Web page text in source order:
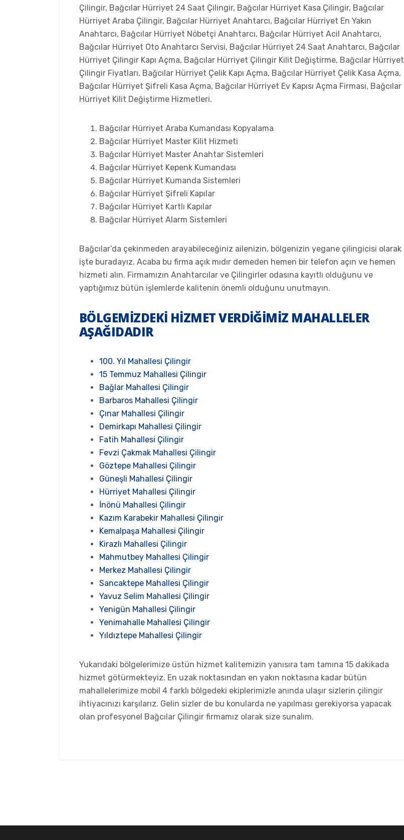
Çilingir, Bağcılar Hürriyet 24 Saat Çilingir, Bağcılar Hürriyet Kasa Çilingir, Bağcılar
Hürriyet Araba Çilingir, Bağcılar Hürriyet Anahtarcı, Bağcılar Hürriyet En Yakın
Anahtarcı, Bağcılar Hürriyet Nöbetçi Anahtarcı, Bağcılar Hürriyet Acil Anahtarcı,
Bağcılar Hürriyet Oto Anahtarcı Servisi, Bağcılar Hürriyet 24 Saat Anahtarcı, Bağcılar
Hürriyet Çilingir Kapı Açma, Bağcılar Hürriyet Çilingir Kilit Değiştirme, Bağcılar Hürriyet
Çilingir Fiyatları, Bağcılar Hürriyet Çelik Kapı Açma, Bağcılar Hürriyet Çelik Kasa Açma,
Bağcılar Hürriyet Şifreli Kasa Açma, Bağcılar Hürriyet Ev Kapısı Açma Firması, Bağcılar
Hürriyet Kilit Değiştirme Hizmetleri.
Bağcılar Hürriyet Araba Kumandası Kopyalama
Bağcılar Hürriyet Master Kilit Hizmeti
Bağcılar Hürriyet Master Anahtar Sistemleri
Bağcılar Hürriyet Kepenk Kumandası
Bağcılar Hürriyet Kumanda Sistemleri
Bağcılar Hürriyet Şifreli Kapılar
Bağcılar Hürriyet Kartlı Kapılar
Bağcılar Hürriyet Alarm Sistemleri
Bağcılar’da çekinmeden arayabileceğiniz ailenizin, bölgenizin yegane çilingicisi olarak
işte buradayız. Acaba bu firma açık mıdır demeden hemen bir telefon açın ve hemen
hizmeti alın. Firmamızın Anahtarcılar ve Çilingirler odasına kayıtlı olduğunu ve
yaptığımız bütün işlemlerde kalitenin önemli olduğunu unutmayın.
BÖLGEMIZDEKI HIZMET VERDIĞIMIZ MAHALLELER
AŞAĞIDADIR
100. Yıl Mahallesi Çilingir
15 Temmuz Mahallesi Çilingir
Bağlar Mahallesi Çilingir
Barbaros Mahallesi Çilingir
Çınar Mahallesi Çilingir
Demirkapı Mahallesi Çilingir
Fatih Mahallesi Çilingir
Fevzi Çakmak Mahallesi Çilingir
Göztepe Mahallesi Çilingir
Güneşli Mahallesi Çilingir
Hürriyet Mahallesi Çilingir
İnönü Mahallesi Çilingir
Kazım Karabekir Mahallesi Çilingir
Kemalpaşa Mahallesi Çilingir
Kirazlı Mahallesi Çilingir
Mahmutbey Mahallesi Çilingir
Merkez Mahallesi Çilingir
Sancaktepe Mahallesi Çilingir
Yavuz Selim Mahallesi Çilingir
Yenigün Mahallesi Çilingir
Yenimahalle Mahallesi Çilingir
Yıldıztepe Mahallesi Çilingir
Yukarıdaki bölgelerimize üstün hizmet kalitemizin yanısıra tam tamına 15 dakikada
hizmet götürmekteyiz. En uzak noktasından en yakın noktasına kadar bütün
mahallelerimize mobil 4 farklı bölgedeki ekiplerimizle anında ulaşır sizlerin çilingir
ihtiyacınızı karşılarız. Gelin sizler de bu konularda ne yapılması gerekiyorsa yapacak
olan profesyonel Bağcılar Çilingir firmamız olarak size sunalım.